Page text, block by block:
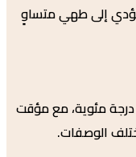
طهي متساوٍ
حتى 200 درجة مئوية، مع مؤقت